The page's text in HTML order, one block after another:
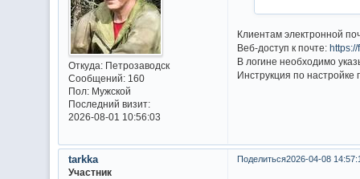
Откуда:Петрозаводск
Сообщений:160
Пол:Мужской
Последний визит:
2026-08-01 10:56:03
Клиентам электронной
Веб-доступ к почте:
В логине необходимо
Инструкция по настройке
Поделиться2026-04-08
tarkka
Участник